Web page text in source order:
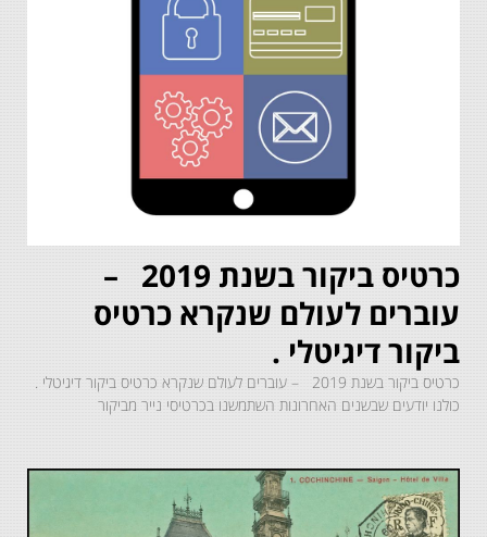
כרטיס ביקור בשנת 2019 –
עוברים לעולם שנקרא כרטיס
ביקור דיגיטלי .
כרטיס ביקור בשנת 2019 – עוברים לעולם שנקרא כרטיס ביקור דיגיטלי .
כולנו יודעים שבשנים האחרונות השתמשנו בכרטיסי נייר מביקור